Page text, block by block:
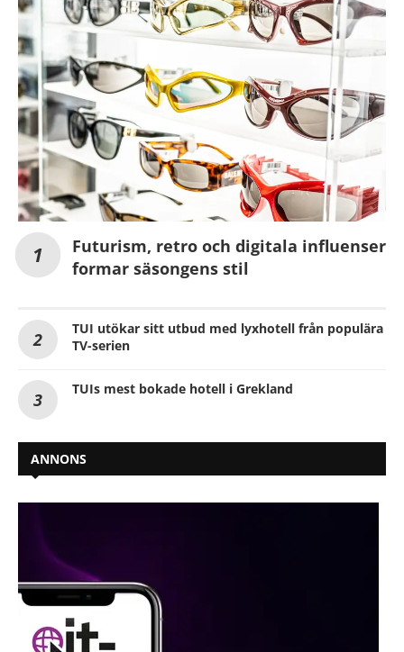
Futurism, retro och digitala influenser
formar säsongens stil
TUI utökar sitt utbud med lyxhotell från populära
TV-serien
TUIs mest bokade hotell i Grekland
ANNONS